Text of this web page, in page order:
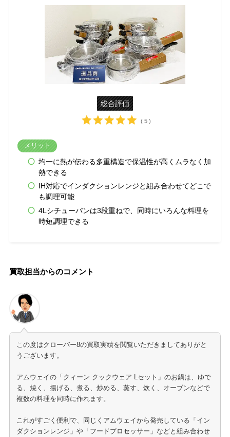
総合評価
( 5 )
メリット
均一に熱が伝わる多重構造で保温性が高くムラなく加
熱できる
IH対応でインダクションレンジと組み合わせてどこで
も調理可能
4Lシチューパンは3段重ねで、同時にいろんな料理を
時短調理できる
買取担当からのコメント
この度はクローバー8の買取実績を閲覧いただきましてありがと
うございます。
アムウェイの「クィーン クックウェア Lセット」のお鍋は、ゆで
る、焼く、揚げる、煮る、炒める、蒸す、炊く、オーブンなどで
複数の料理を同時に作れます。
これがすごく便利で、同じくアムウェイから発売している「イン
ダクションレンジ」や「フードプロセッサー」などと組み合わせ